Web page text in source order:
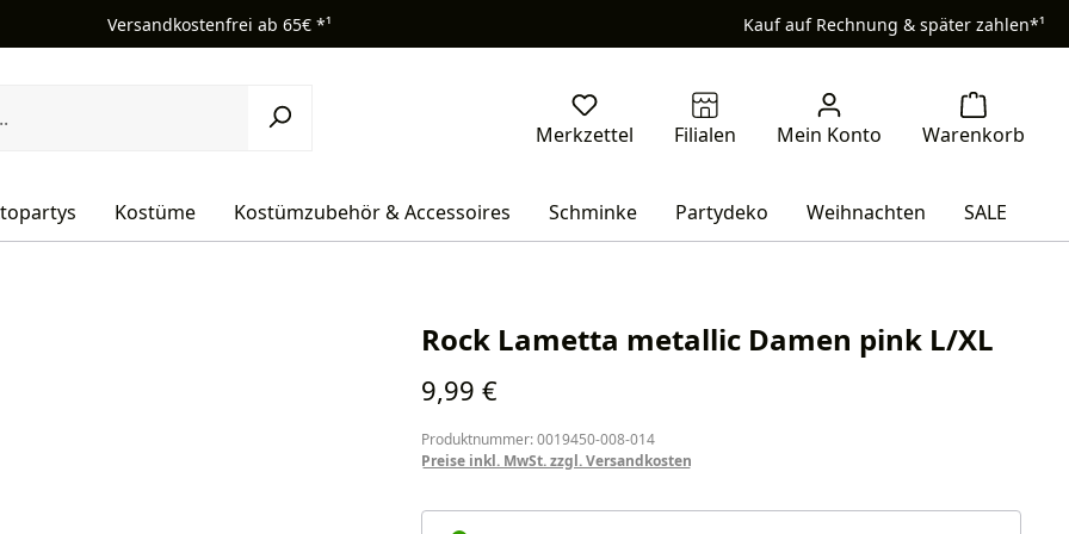
Versandkostenfrei ab 65€ *¹ Kauf auf Rechnung & später zahlen*¹
Kostüme Kostümzubehör & Accessoires Schminke Partydeko Weihnachten SALE
Rock Lametta metallic Damen pink L/XL
Regulärer Preis:
9,99 €
Produktnummer: 0019450-008-014
Preise inkl. MwSt. zzgl. Versandkosten